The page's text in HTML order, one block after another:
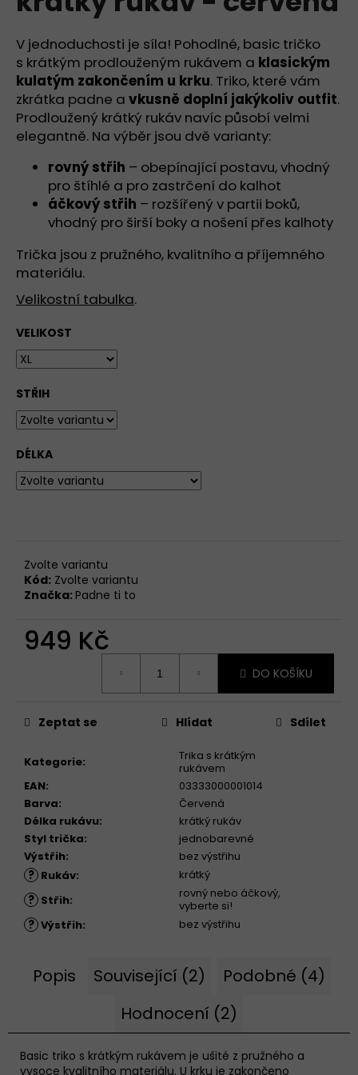
hvězdiček.
V jednoduchosti je síla! Pohodlné, basic tričko
s krátkým prodlouženým rukávem a klasickým
kulatým zakončením u krku. Triko, které vám
zkrátka padne a vkusně doplní jakýkoliv outfit.
Prodloužený krátký rukáv navíc působí velmi
elegantně. Na výběr jsou dvě varianty:
rovný střih – obepínající postavu, vhodný
pro štíhlé a pro zastrčení do kalhot
áčkový střih – rozšířený v partii boků,
vhodný pro širší boky a nošení přes kalhoty
Trička jsou z pružného, kvalitního a příjemného
materiálu.
Velikostní tabulka.
VELIKOST
STŘIH
DÉLKA
Zvolte variantu
Kód: Zvolte variantu
Značka: Padne ti to
949 Kč
DO KOŠÍKU
Kategorie:
Trika s krátkým
rukávem
EAN:
03333000001014
Barva:
Červená
Délka rukávu:
krátký rukáv
Styl trička:
jednobarevné
Výstřih: bez výstřihu
? Rukáv: krátký
? Střih:
rovný nebo áčkový,
vyberte si!
? Výstřih: bez výstřihu
Zeptat se Hlídat Sdílet
Popis Související (2)
Podobné (4)
Hodnocení (2)
Basic triko s krátkým rukávem je ušité z pružného a
vysoce kvalitního materiálu. U krku je zakončeno
j
e
m
e
TÍLKO
HRANATÝM
VÝSTŘIHEM
RŮŽOVÁ
PUDROVÁ
949
Kč